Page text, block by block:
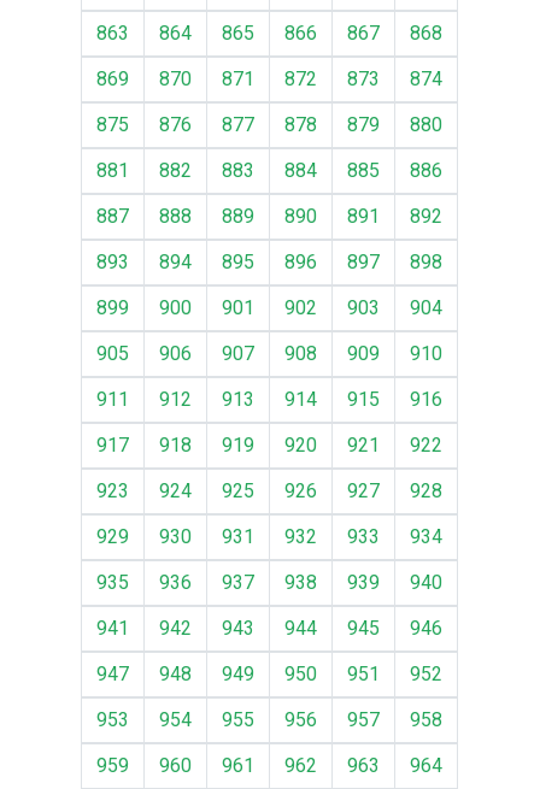
863
864 865 866 867
868
869
870 871 872 873
874
875
876 877 878 879
880
881
882 883 884 885
886
887
888 889 890 891
892
893
894 895 896 897
898
899
900 901 902 903
904
905
906 907 908 909
910
911
912 913 914 915
916
917
918 919 920 921
922
923
924 925 926 927
928
929
930 931 932 933
934
935
936 937 938 939
940
941
942 943 944 945
946
947
948 949 950 951
952
953
954 955 956 957
958
959
960 961 962 963
964